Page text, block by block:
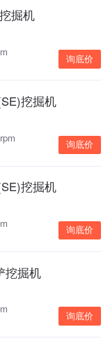
掘机
询底价
挖掘机
询底价
挖掘机
询底价
挖掘机
询底价